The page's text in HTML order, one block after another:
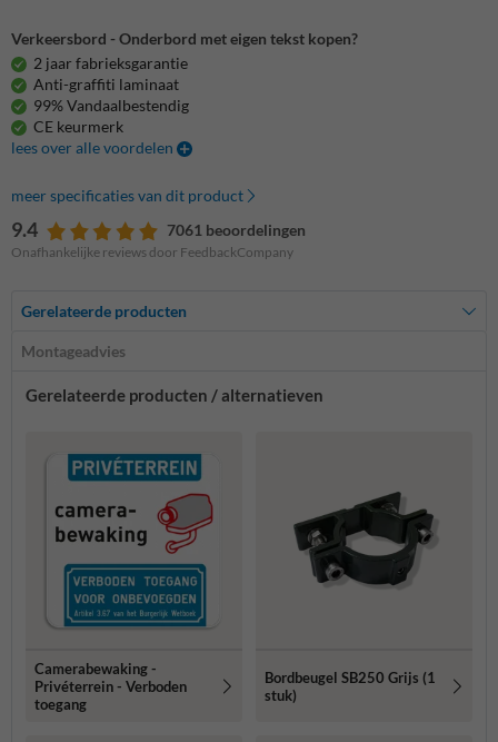
Verkeersbord - Onderbord met eigen tekst kopen?
2 jaar fabrieksgarantie
Anti-graffiti laminaat
99% Vandaalbestendig
CE keurmerk
lees over alle voordelen
meer specificaties van dit product
9.4 7061 beoordelingen
Onafhankelijke reviews door FeedbackCompany
Gerelateerde producten
Montageadvies
Gerelateerde producten / alternatieven
Camerabewaking -
Privéterrein - Verboden
toegang
Bordbeugel SB250 Grijs (1
stuk)